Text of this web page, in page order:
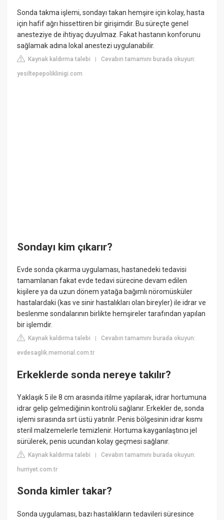
Sonda takma işlemi, sondayı takan hemşire için kolay, hasta
için hafif ağrı hissettiren bir girişimdir. Bu süreçte genel
anesteziye de ihtiyaç duyulmaz. Fakat hastanın konforunu
sağlamak adına lokal anestezi uygulanabilir.
Kaynak kaldırma talebi |Cevabın tamamını burada okuyun:
yesiltepepoliklinigi.com
Sondayı kim çıkarır?
Evde sonda çıkarma uygulaması, hastanedeki tedavisi
tamamlanan fakat evde tedavi sürecine devam edilen
kişilere ya da uzun dönem yatağa bağımlı nöromüsküler
hastalardaki (kas ve sinir hastalıkları olan bireyler) ile idrar ve
beslenme sondalarının birlikte hemşireler tarafından yapılan
bir işlemdir.
Kaynak kaldırma talebi |Cevabın tamamını burada okuyun:
evdesaglik.memorial.com.tr
Erkeklerde sonda nereye takılır?
Yaklaşık 5 ile 8 cm arasında itilme yapılarak, idrar hortumuna
idrar gelip gelmediğinin kontrolü sağlanır. Erkekler de, sonda
işlemi sırasında sırt üstü yatırılır. Penis bölgesinin idrar kısmı
steril malzemelerle temizlenir. Hortuma kayganlaştırıcı jel
sürülerek, penis ucundan kolay geçmesi sağlanır.
Kaynak kaldırma talebi |Cevabın tamamını burada okuyun:
hurriyet.com.tr
Sonda kimler takar?
Sonda uygulaması, bazı hastalıkların tedavileri süresince